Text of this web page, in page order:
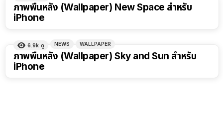
ภาพพื้นหลัง (Wallpaper) New Space สำหรับ
iPhone
6.9k ดู NEWS WALLPAPER
ภาพพื้นหลัง (Wallpaper) Sky and Sun สำหรับ
iPhone